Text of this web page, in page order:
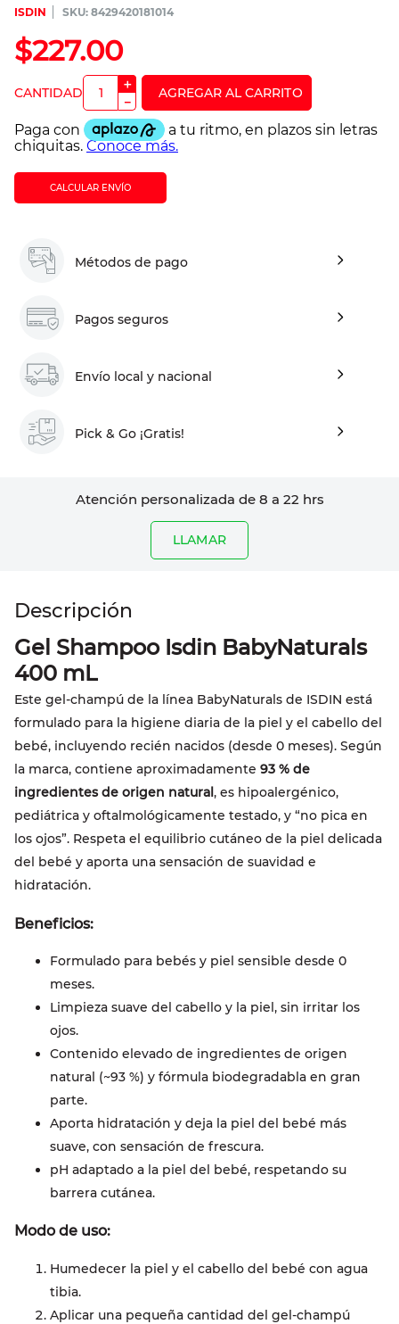
ISDIN :8429420181014
$227.00
＋
－
CALCULAR ENVÍO
Métodos de pago
Pagos seguros
Envío local y nacional
Pick & Go ¡Gratis!
Atención personalizada de 8 a 22 hrs
LLAMAR
Gel Shampoo Isdin BabyNaturals
400 mL
Este gel-champú de la línea BabyNaturals de ISDIN está
formulado para la higiene diaria de la piel y el cabello del
bebé, incluyendo recién nacidos (desde 0 meses). Según
la marca, contiene aproximadamente 93 % de
ingredientes de origen natural, es hipoalergénico,
pediátrica y oftalmológicamente testado, y “no pica en
los ojos”. Respeta el equilibrio cutáneo de la piel delicada
del bebé y aporta una sensación de suavidad e
hidratación.
Beneficios:
Formulado para bebés y piel sensible desde 0
meses.
Limpieza suave del cabello y la piel, sin irritar los
ojos.
Contenido elevado de ingredientes de origen
natural (~93 %) y fórmula biodegradabla en gran
parte.
Aporta hidratación y deja la piel del bebé más
suave, con sensación de frescura.
pH adaptado a la piel del bebé, respetando su
barrera cutánea.
Modo de uso:
Humedecer la piel y el cabello del bebé con agua
tibia.
Aplicar una pequeña cantidad del gel-champú